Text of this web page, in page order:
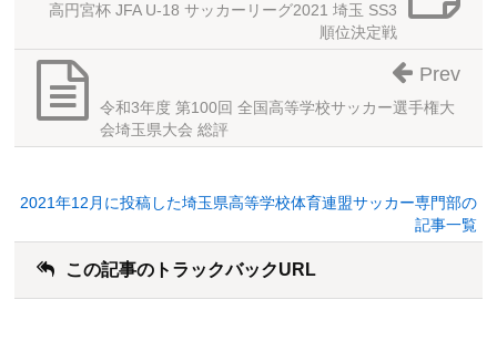
高円宮杯 JFA U-18 サッカーリーグ2021 埼玉 SS3
順位決定戦
令和3年度 第100回 全国高等学校サッカー選手権大
会埼玉県大会 総評
Prev
2021年12月に投稿した埼玉県高等学校体育連盟サッカー専門部の
記事一覧
この記事のトラックバックURL